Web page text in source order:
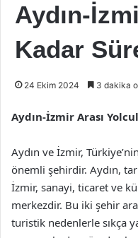
Aydın-
Kadar
24 Ekim 2024 3 dakika
Aydın-İzmir Arası
Aydın ve İzmir,
önemli şehirdir. Aydın,
İzmir, sanayi, ticaret ve
merkezdir. Bu iki şehir
turistik nedenlerle sıkça